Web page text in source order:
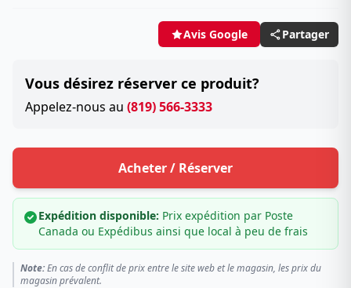
Avis Google Partager
Vous désirez réserver ce produit?
Appelez-nous au (819) 566-3333
Acheter / Réserver
Expédition disponible: Prix expédition par Poste
Canada ou Expédibus ainsi que local à peu de frais
Note:En cas de conflit de prix entre le site web et le magasin, les prix du
magasin prévalent.